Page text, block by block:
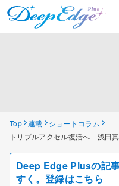
Top 連載
ショートコラム
トリプルアクセル復活へ 浅田真
Deep Edge Plusの記
すく。登録はこちら